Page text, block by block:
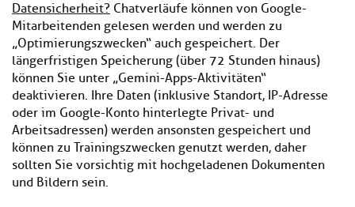
Datensicherheit? Chatverläufe können von Google-
Mitarbeitenden gelesen werden und werden zu
„Optimierungszwecken“ auch gespeichert. Der
längerfristigen Speicherung (über 72 Stunden hinaus)
können Sie unter „Gemini-Apps-Aktivitäten“
deaktivieren. Ihre Daten (inklusive Standort, IP-Adresse
oder im Google-Konto hinterlegte Privat- und
Arbeitsadressen) werden ansonsten gespeichert und
können zu Trainingszwecken genutzt werden, daher
sollten Sie vorsichtig mit hochgeladenen Dokumenten
und Bildern sein.